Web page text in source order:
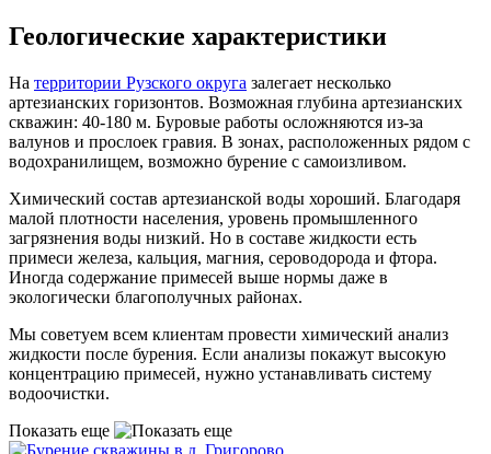
Геологические характеристики
На территории Рузского округа залегает несколько
артезианских горизонтов. Возможная глубина артезианских
скважин: 40-180 м. Буровые работы осложняются из-за
валунов и прослоек гравия. В зонах, расположенных рядом с
водохранилищем, возможно бурение с самоизливом.
Химический состав артезианской воды хороший. Благодаря
малой плотности населения, уровень промышленного
загрязнения воды низкий. Но в составе жидкости есть
примеси железа, кальция, магния, сероводорода и фтора.
Иногда содержание примесей выше нормы даже в
экологически благополучных районах.
Мы советуем всем клиентам провести химический анализ
жидкости после бурения. Если анализы покажут высокую
концентрацию примесей, нужно устанавливать систему
водоочистки.
Показать еще